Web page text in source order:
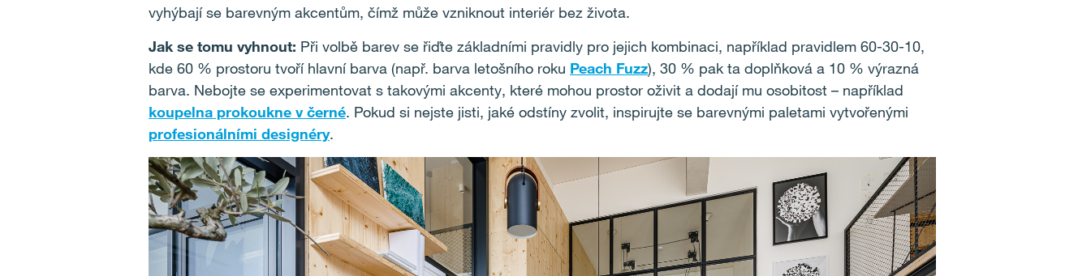
vyhýbají se barevným akcentům, čímž může vzniknout interiér bez života.
Jak se tomu vyhnout: Při volbě barev se řiďte základními pravidly pro jejich kombinaci, například pravidlem 60-30-10,
kde 60 % prostoru tvoří hlavní barva (např. barva letošního roku Peach Fuzz), 30 % pak ta doplňková a 10 % výrazná
barva. Nebojte se experimentovat s takovými akcenty, které mohou prostor oživit a dodají mu osobitost – například
koupelna prokoukne v černé. Pokud si nejste jisti, jaké odstíny zvolit, inspirujte se barevnými paletami vytvořenými
profesionálními designéry.